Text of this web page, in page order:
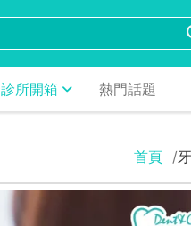
診所開箱 熱門話題
首頁